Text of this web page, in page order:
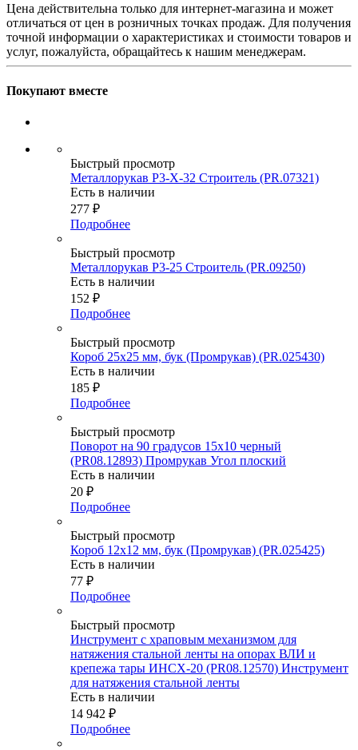
Цена действительна только для интернет-магазина и может
отличаться от цен в розничных точках продаж. Для получения
точной информации о характеристиках и стоимости товаров и
услуг, пожалуйста, обращайтесь к нашим менеджерам.
Покупают вместе
Быстрый просмотр
Металлорукав Р3-Х-32 Строитель (PR.07321)
Есть в наличии
277 ₽
Подробнее
Быстрый просмотр
Металлорукав Р3-25 Строитель (PR.09250)
Есть в наличии
152 ₽
Подробнее
Быстрый просмотр
Короб 25х25 мм, бук (Промрукав) (PR.025430)
Есть в наличии
185 ₽
Подробнее
Быстрый просмотр
Поворот на 90 градусов 15х10 черный
(PR08.12893) Промрукав Угол плоский
Есть в наличии
20 ₽
Подробнее
Быстрый просмотр
Короб 12х12 мм, бук (Промрукав) (PR.025425)
Есть в наличии
77 ₽
Подробнее
Быстрый просмотр
Инструмент с храповым механизмом для
натяжения стальной ленты на опорах ВЛИ и
крепежа тары ИНСХ-20 (PR08.12570) Инструмент
для натяжения стальной ленты
Есть в наличии
14 942 ₽
Подробнее